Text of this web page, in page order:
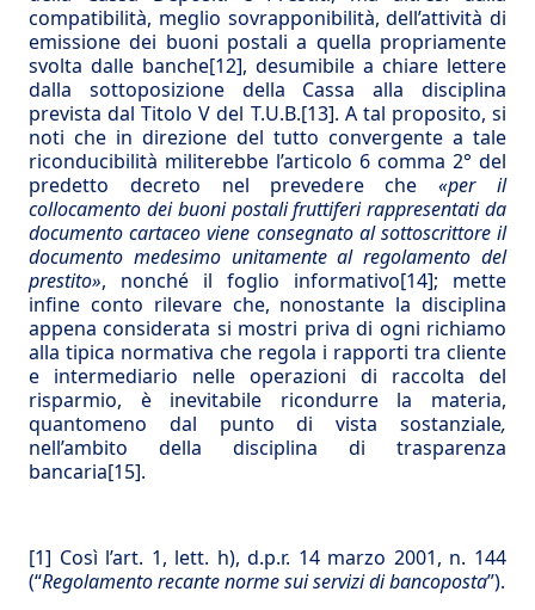
compatibilità, meglio sovrapponibilità, dell’attività di
emissione dei buoni postali a quella propriamente
svolta dalle banche[12], desumibile a chiare lettere
dalla sottoposizione della Cassa alla disciplina
prevista dal Titolo V del T.U.B.[13]. A tal proposito, si
noti che in direzione del tutto convergente a tale
riconducibilità militerebbe l’articolo 6 comma 2° del
predetto decreto nel prevedere che«per il
collocamento dei buoni postali fruttiferi rappresentati da
documento cartaceo viene consegnato al sottoscrittore il
documento medesimo unitamente al regolamento del
prestito», nonché il foglio informativo[14]; mette
infine conto rilevare che, nonostante la disciplina
appena considerata si mostri priva di ogni richiamo
alla tipica normativa che regola i rapporti tra cliente
e intermediario nelle operazioni di raccolta del
risparmio, è inevitabile ricondurre la materia,
quantomeno dal punto di vista sostanziale,
nell’ambito della disciplina di trasparenza
bancaria[15].
[1] Così l’art. 1, lett. h), d.p.r. 14 marzo 2001, n. 144
(“Regolamento recante norme sui servizi di bancoposta”).